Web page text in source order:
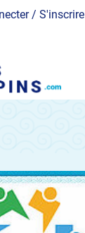
/ S'inscrire